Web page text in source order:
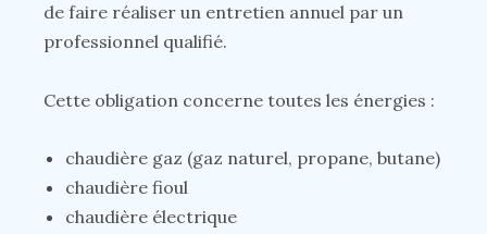
de faire réaliser un entretien annuel par un
professionnel qualifié.
Cette obligation concerne toutes les énergies :
chaudière gaz (gaz naturel, propane, butane)
chaudière fioul
chaudière électrique